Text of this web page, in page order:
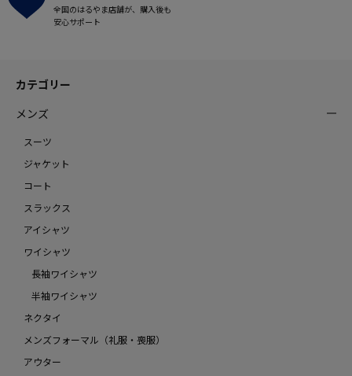
全国のはるやま店舗が、購入後も
安心サポート
カテゴリー
メンズ
スーツ
ジャケット
コート
スラックス
アイシャツ
ワイシャツ
長袖ワイシャツ
半袖ワイシャツ
ネクタイ
メンズフォーマル（礼服・喪服）
アウター